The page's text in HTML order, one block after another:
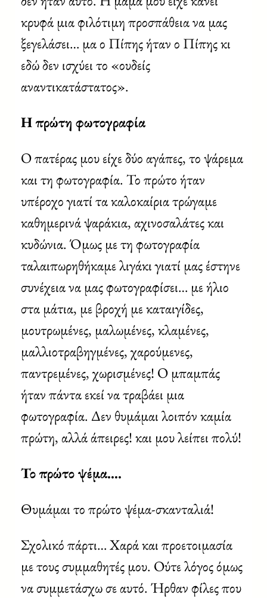
κρυφά μια φιλότιμη προσπάθεια να μας
ξεγελάσει… μα ο Πίπης ήταν ο Πίπης κι
εδώ δεν ισχύει το «ουδείς
αναντικατάστατος».
Η πρώτη φωτογραφία
Ο πατέρας μου είχε δύο αγάπες, το ψάρεμα
και τη φωτογραφία. Το πρώτο ήταν
υπέροχο γιατί τα καλοκαίρια τρώγαμε
καθημερινά ψαράκια, αχινοσαλάτες και
κυδώνια. Όμως με τη φωτογραφία
ταλαιπωρηθήκαμε λιγάκι γιατί μας έστηνε
συνέχεια να μας φωτογραφίσει… με ήλιο
στα μάτια, με βροχή με καταιγίδες,
μουτρωμένες, μαλωμένες, κλαμένες,
μαλλιοτραβηγμένες, χαρούμενες,
παντρεμένες, χωρισμένες! Ο μπαμπάς
ήταν πάντα εκεί να τραβάει μια
φωτογραφία. Δεν θυμάμαι λοιπόν καμία
πρώτη, αλλά άπειρες! και μου λείπει πολύ!
Το πρώτο ψέμα….
Θυμάμαι το πρώτο ψέμα-σκανταλιά!
Σχολικό πάρτι… Χαρά και προετοιμασία
με τους συμμαθητές μου. Ούτε λόγος όμως
να συμμετάσχω σε αυτό. Ήρθαν φίλες που